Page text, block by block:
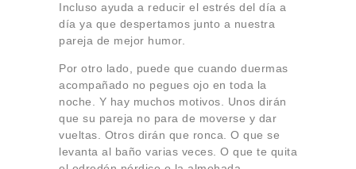
Incluso ayuda a reducir el estrés del día a
día ya que despertamos junto a nuestra
pareja de mejor humor.
Por otro lado, puede que cuando duermas
acompañado no pegues ojo en toda la
noche. Y hay muchos motivos. Unos dirán
que su pareja no para de moverse y dar
vueltas. Otros dirán que ronca. O que se
levanta al baño varias veces. O que te quita